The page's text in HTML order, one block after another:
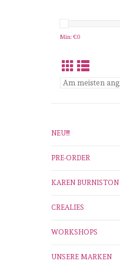
Min: €0
NEU!!!
PRE-ORDER
KAREN BURNISTON
CREALIES
WORKSHOPS
UNSERE MARKEN